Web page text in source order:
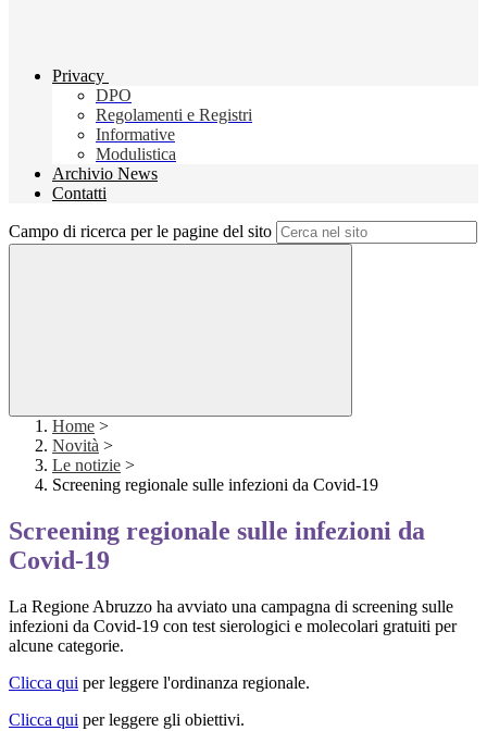
Privacy
DPO
Regolamenti e Registri
Informative
Modulistica
Archivio News
Contatti
Campo di ricerca per le pagine del sito
Home >
Novità >
Le notizie >
Screening regionale sulle infezioni da Covid-19
Screening regionale sulle infezioni da
Covid-19
La Regione Abruzzo ha avviato una campagna di screening sulle
infezioni da Covid-19 con test sierologici e molecolari gratuiti per
alcune categorie.
Clicca qui per leggere l'ordinanza regionale.
Clicca qui per leggere gli obiettivi.